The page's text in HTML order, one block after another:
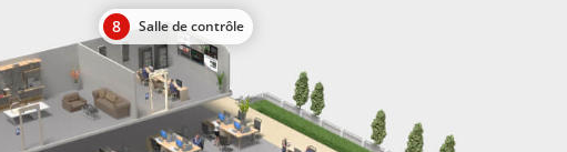
8 Salle de contrôle